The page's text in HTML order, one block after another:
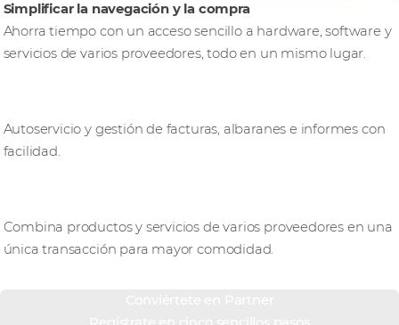
Simplificar la navegación y la compra
Ahorra tiempo con un acceso sencillo a hardware, software y
servicios de varios proveedores, todo en un mismo lugar.
Autoservicio y gestión de facturas, albaranes e informes con
facilidad.
Combina productos y servicios de varios proveedores en una
única transacción para mayor comodidad.